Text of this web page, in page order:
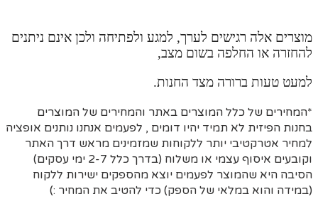
מוצרים אלה רגישים לערך, למגע ולפתיחה ולכן אינם ניתנים
להחזרה או החלפה בשום מצב,
למעט טעות ברורה מצד החנות.
*המחירים של כלל המוצרים באתר והמחירים של המוצרים
בחנות הפיזית לא תמיד יהיו דומים , לפעמים אנחנו נותנים אופציה
למחיר אטרקטיבי יותר ללקוחות שמזמינים מראש דרך האתר
וקובעים איסוף עצמי או משלוח (בדרך כלל 2-7 ימי עסקים)
הסיבה היא שהמוצר לפעמים יוצא מהספקים ישירות ללקוח
(במידה והוא במלאי של הספק) כדי להטיב את המחיר :)